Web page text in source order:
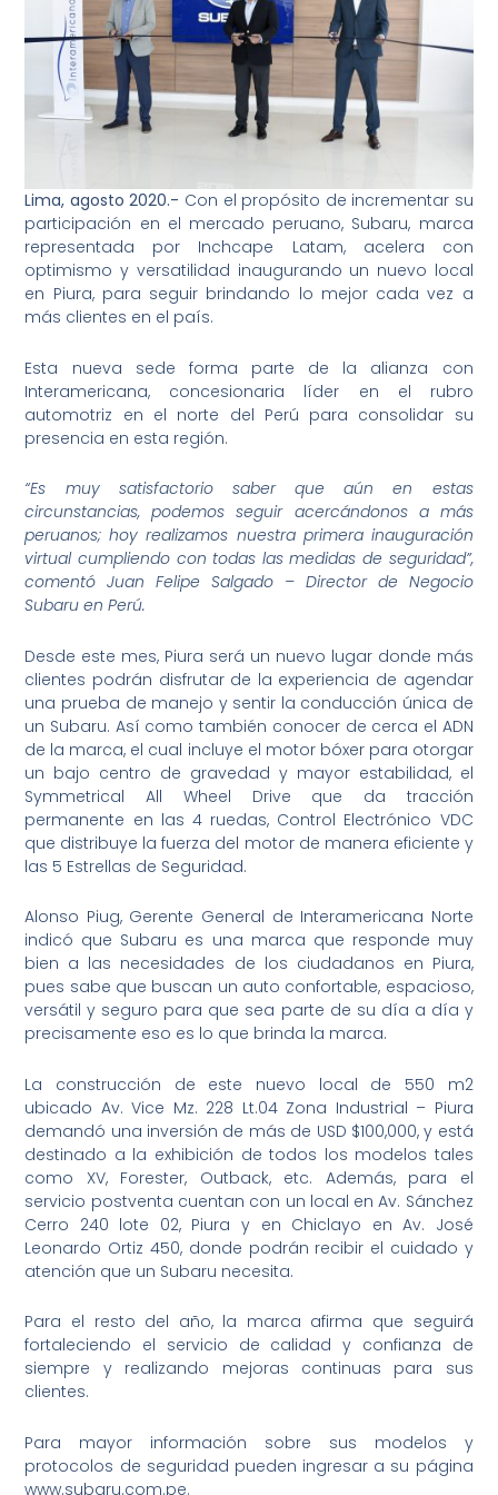
Lima, agosto 2020.- Con el propósito de incrementar su
participación en el mercado peruano, Subaru, marca
representada por Inchcape Latam, acelera con
optimismo y versatilidad inaugurando un nuevo local
en Piura, para seguir brindando lo mejor cada vez a
más clientes en el país.
Esta nueva sede forma parte de la alianza con
Interamericana, concesionaria líder en el rubro
automotriz en el norte del Perú para consolidar su
presencia en esta región.
“Es muy satisfactorio saber que aún en estas
circunstancias, podemos seguir acercándonos a más
peruanos; hoy realizamos nuestra primera inauguración
virtual cumpliendo con todas las medidas de seguridad”,
comentó Juan Felipe Salgado – Director de Negocio
Subaru en Perú.
Desde este mes, Piura será un nuevo lugar donde más
clientes podrán disfrutar de la experiencia de agendar
una prueba de manejo y sentir la conducción única de
un Subaru. Así como también conocer de cerca el ADN
de la marca, el cual incluye el motor bóxer para otorgar
un bajo centro de gravedad y mayor estabilidad, el
Symmetrical All Wheel Drive que da tracción
permanente en las 4 ruedas, Control Electrónico VDC
que distribuye la fuerza del motor de manera eficiente y
las 5 Estrellas de Seguridad.
Alonso Piug, Gerente General de Interamericana Norte
indicó que Subaru es una marca que responde muy
bien a las necesidades de los ciudadanos en Piura,
pues sabe que buscan un auto confortable, espacioso,
versátil y seguro para que sea parte de su día a día y
precisamente eso es lo que brinda la marca.
La construcción de este nuevo local de 550 m2
ubicado Av. Vice Mz. 228 Lt.04 Zona Industrial – Piura
demandó una inversión de más de USD $100,000, y está
destinado a la exhibición de todos los modelos tales
como XV, Forester, Outback, etc. Además, para el
servicio postventa cuentan con un local en Av. Sánchez
Cerro 240 lote 02, Piura y en Chiclayo en Av. José
Leonardo Ortiz 450, donde podrán recibir el cuidado y
atención que un Subaru necesita.
Para el resto del año, la marca afirma que seguirá
fortaleciendo el servicio de calidad y confianza de
siempre y realizando mejoras continuas para sus
clientes.
Para mayor información sobre sus modelos y
protocolos de seguridad pueden ingresar a su página
www.subaru.com.pe.